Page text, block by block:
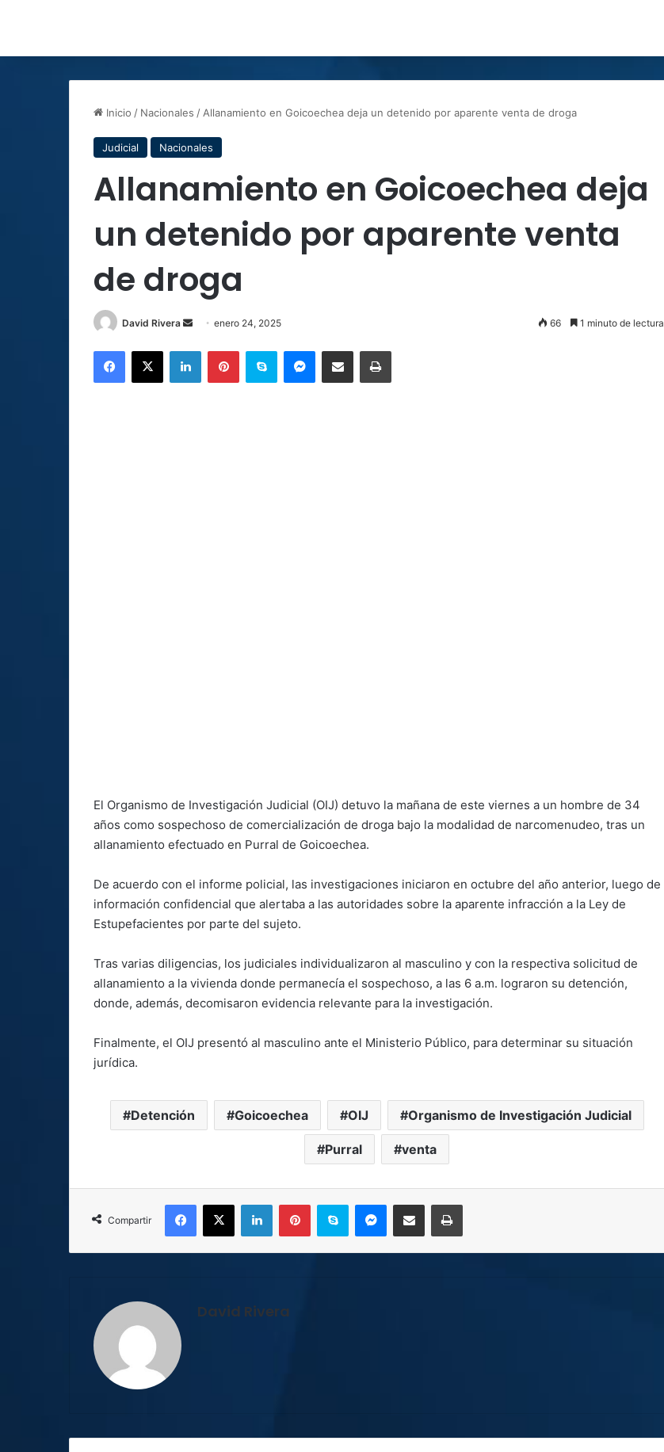
Inicio / Nacionales / Allanamiento en Goicoechea deja un detenido por aparente venta de droga
Judicial Nacionales
Allanamiento en Goicoechea deja
un detenido por aparente venta
de droga
David Rivera
Sendenero 24, 2025 66 1 minuto de lectura
Facebook
X LinkedInPinterestSkype MessengerCompartir por correo electrónicoImprimir
El Organismo de Investigación Judicial (OIJ) detuvo la mañana de este viernes a un hombre de 34
años como sospechoso de comercialización de droga bajo la modalidad de narcomenudeo, tras un
allanamiento efectuado en Purral de Goicoechea.
De acuerdo con el informe policial, las investigaciones iniciaron en octubre del año anterior, luego de
información confidencial que alertaba a las autoridades sobre la aparente infracción a la Ley de
Estupefacientes por parte del sujeto.
Tras varias diligencias, los judiciales individualizaron al masculino y con la respectiva solicitud de
allanamiento a la vivienda donde permanecía el sospechoso, a las 6 a.m. lograron su detención,
donde, además, decomisaron evidencia relevante para la investigación.
Finalmente, el OIJ presentó al masculino ante el Ministerio Público, para determinar su situación
jurídica.
Detención Goicoechea OIJ Organismo de Investigación Judicial
Purral venta
Compartir
Facebook
X LinkedInPinterestSkype MessengerCompartir por correo electrónicoImprimir
David Rivera